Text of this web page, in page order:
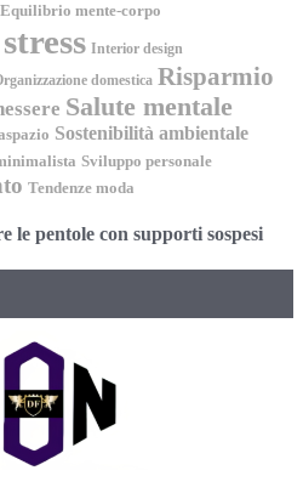
Equilibrio mente-corpo
Interior design
domestica Risparmio
Salute mentale
Sostenibilità ambientale
Sviluppo personale
Tendenze moda
le pentole con supporti sospesi